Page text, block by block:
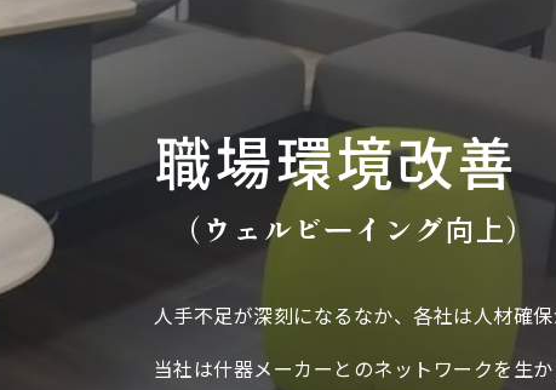
職場環境改善
（ウェルビーイング向上）
人手不足が深刻になるなか、各社は人材確保
当社は什器メーカーとのネットワークを生